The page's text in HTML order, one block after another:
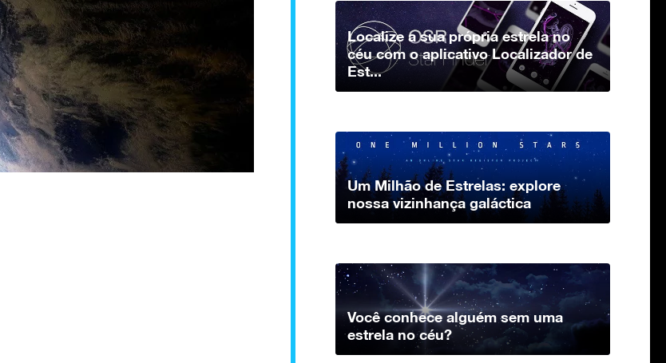
Localize a sua própria estrela no
céu com o aplicativo Localizador de
Est...
Um Milhão de Estrelas: explore
nossa vizinhança galáctica
Você conhece alguém sem uma
estrela no céu?